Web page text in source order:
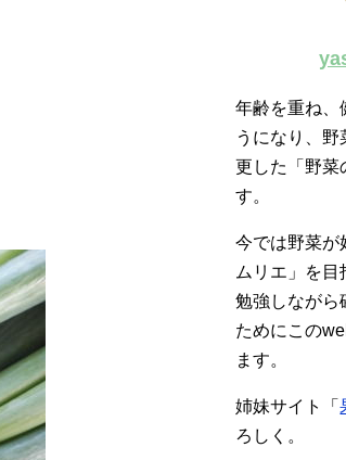
年齢を重ね、
うになり、
更した「野菜
す。
今では野菜が
ムリエ」を目
勉強しながら
ためにこの
ます。
姉妹サイト「
ろしく。